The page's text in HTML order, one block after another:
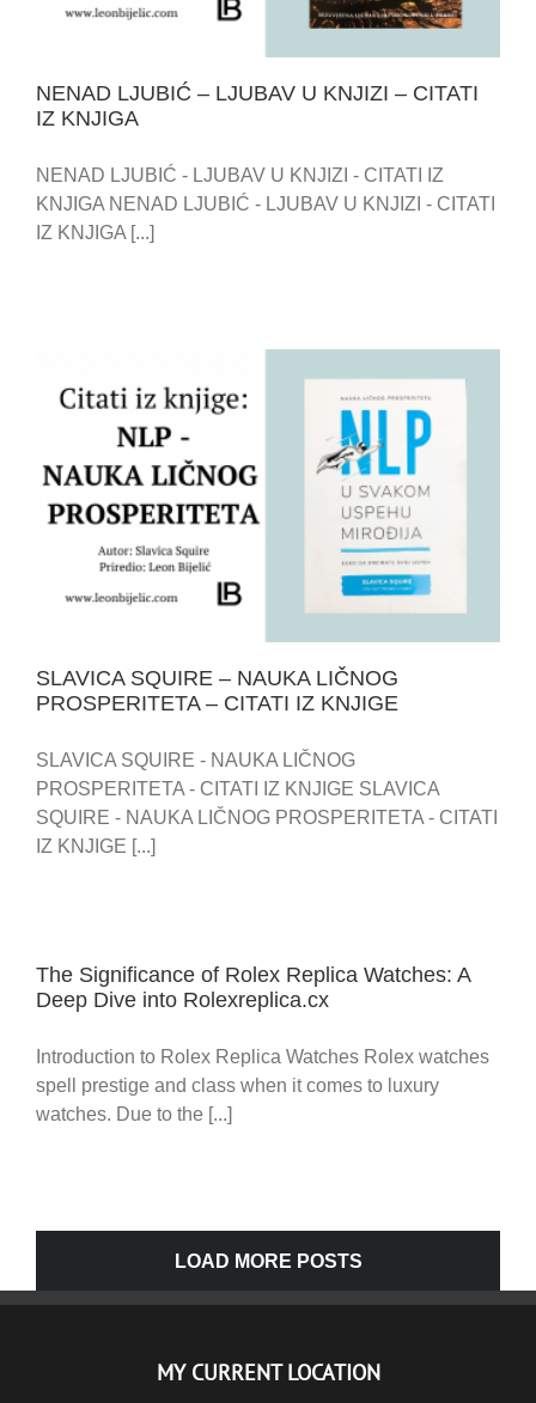
NENAD LJUBIĆ – LJUBAV U KNJIZI – CITATI
IZ KNJIGA
NENAD LJUBIĆ - LJUBAV U KNJIZI - CITATI IZ
KNJIGA NENAD LJUBIĆ - LJUBAV U KNJIZI - CITATI
IZ KNJIGA [...]
SLAVICA SQUIRE – NAUKA LIČNOG PROSPERITETA
– CITATI IZ KNJIGE
SLAVICA SQUIRE – NAUKA LIČNOG
PROSPERITETA – CITATI IZ KNJIGE
SLAVICA SQUIRE - NAUKA LIČNOG
PROSPERITETA - CITATI IZ KNJIGE SLAVICA
SQUIRE - NAUKA LIČNOG PROSPERITETA - CITATI
IZ KNJIGE [...]
The Significance of Rolex Replica Watches: A
Deep Dive into Rolexreplica.cx
Introduction to Rolex Replica Watches Rolex watches
spell prestige and class when it comes to luxury
watches. Due to the [...]
LOAD MORE POSTS
MY CURRENT LOCATION